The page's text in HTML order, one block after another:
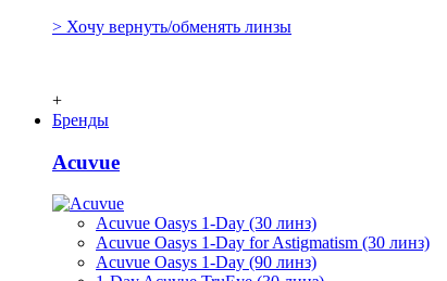
> Хочу вернуть/обменять линзы
+
Бренды
Acuvue
Acuvue Oasys 1-Day (30 линз)
Acuvue Oasys 1-Day for Astigmatism (30 линз)
Acuvue Oasys 1-Day (90 линз)